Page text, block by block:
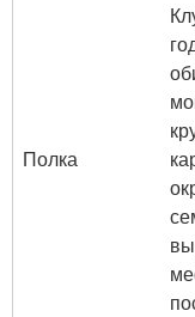
Полка